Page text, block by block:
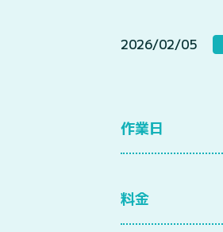
2026/02/05
作業日
料金